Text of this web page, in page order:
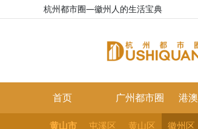
杭州都市圈—徽州人的生活宝典
首页 广州都市圈 港
黄山市 屯溪区 黄山区 徽州区